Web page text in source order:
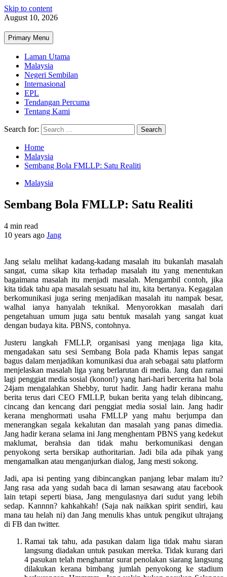
Skip to content
August 10, 2026
Primary Menu
Laman Utama
Malaysia
Negeri Sembilan
Internasional
EPL
Tendangan Percuma
Tentang Kami
Search for:
Home
Malaysia
Sembang Bola FMLLP: Satu Realiti
Malaysia
Sembang Bola FMLLP: Satu Realiti
4 min read
10 years ago Jang
Jang selalu melihat kadang-kadang masalah itu bukanlah masalah
sangat, cuma sikap kita terhadap masalah itu yang menentukan
bagaimana masalah itu menjadi masalah. Mengambil contoh, jika
kita tidak tahu apa masalah sesuatu hal itu, kita bertanya. Kegagalan
berkomunikasi juga sering menjadikan masalah itu nampak besar,
walhal ianya hanyalah teknikal. Menyorokkan masalah dari
pengetahuan umum juga satu bentuk masalah yang sangat kuat
dengan budaya kita. PBNS, contohnya.
Justeru langkah FMLLP, organisasi yang menjaga liga kita,
mengadakan satu sesi Sembang Bola pada Khamis lepas sangat
bagus dalam menjadikan komunikasi dua arah sebagai satu platform
menjelaskan masalah liga yang berlarutan di media. Jang dan ramai
lagi penggiat media sosial (konon!) yang hari-hari bercerita hal bola
24jam mengalahkan Shebby, turut hadir. Jang hadir kerana mahu
berita terus dari CEO FMLLP, bukan berita yang telah dibincang,
cincang dan kencang dari penggiat media sosial lain. Jang hadir
kerana menghormati usaha FMLLP yang mahu berjumpa dan
menerangkan segala kekalutan dan masalah yang panas dimedia.
Jang hadir kerana selama ini Jang menghentam PBNS yang kedekut
maklumat, berahsia dan tidak mahu berkomunikasi dengan
penyokong serta bersikap authoritarian. Jadi bila ada pihak yang
mengamalkan atau menganjurkan dialog, Jang mesti sokong.
Jadi, apa isi penting yang dibincangkan panjang lebar malam itu?
Jang rasa ada yang sudah baca di laman sesawang atau facebook
lain tetapi seperti biasa, Jang mengulasnya dari sudut yang lebih
sedap. Kannnn? kahkahkah! (Saja nak naikkan spirit sendiri, kau
mana tau helah ni) dan Jang menulis khas untuk pengikut ultrajang
di FB dan twitter.
Ramai tak tahu, ada pasukan dalam liga tidak mahu siaran
langsung diadakan untuk pasukan mereka. Tidak kurang dari
4 pasukan telah menghantar surat penolakan siarang langsung
dilakukan kerana bimbang jumlah penyokong ke stadium